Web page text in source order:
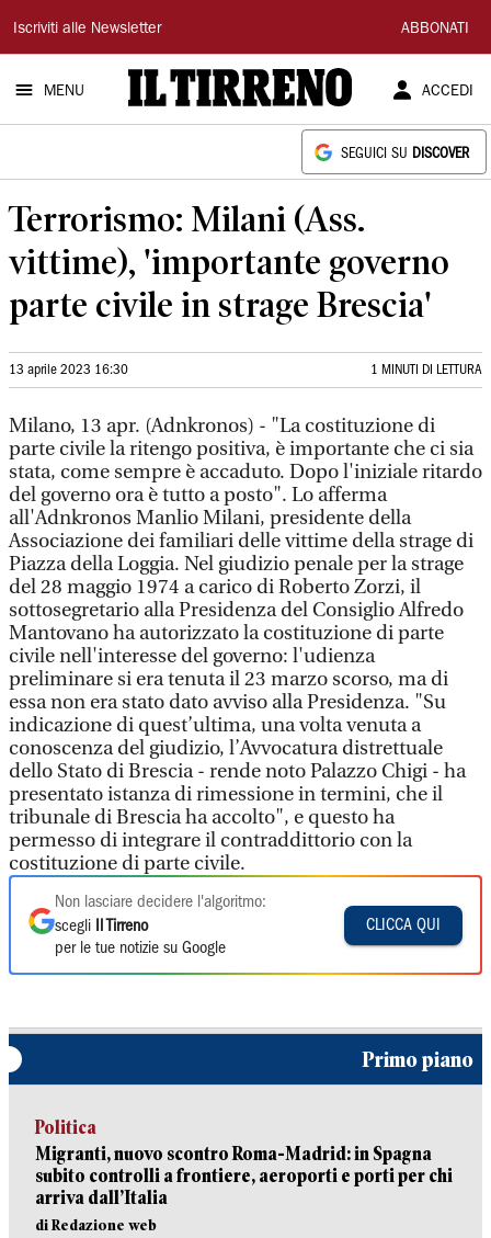
Il
Tirreno
Iscriviti alle Newsletter ABBONATI
MENU ACCEDI
SEGUICI SU DISCOVER
Terrorismo: Milani (Ass.
vittime), 'importante governo
parte civile in strage Brescia'
13 aprile 2023 16:30 1 MINUTI DI LETTURA
Milano, 13 apr. (Adnkronos) - "La costituzione di
parte civile la ritengo positiva, è importante che ci sia
stata, come sempre è accaduto. Dopo l'iniziale ritardo
del governo ora è tutto a posto". Lo afferma
all'Adnkronos Manlio Milani, presidente della
Associazione dei familiari delle vittime della strage di
Piazza della Loggia. Nel giudizio penale per la strage
del 28 maggio 1974 a carico di Roberto Zorzi, il
sottosegretario alla Presidenza del Consiglio Alfredo
Mantovano ha autorizzato la costituzione di parte
civile nell'interesse del governo: l'udienza
preliminare si era tenuta il 23 marzo scorso, ma di
essa non era stato dato avviso alla Presidenza. "Su
indicazione di quest’ultima, una volta venuta a
conoscenza del giudizio, l’Avvocatura distrettuale
dello Stato di Brescia - rende noto Palazzo Chigi - ha
presentato istanza di rimessione in termini, che il
tribunale di Brescia ha accolto", e questo ha
permesso di integrare il contraddittorio con la
costituzione di parte civile.
Non lasciare decidere l'algoritmo:
scegli
Il Tirreno
per le tue notizie su Google
CLICCA QUI
Primo piano
Politica
Migranti, nuovo scontro Roma-Madrid: in Spagna
subito controlli a frontiere, aeroporti e porti per chi
arriva dall’Italia
di Redazione web